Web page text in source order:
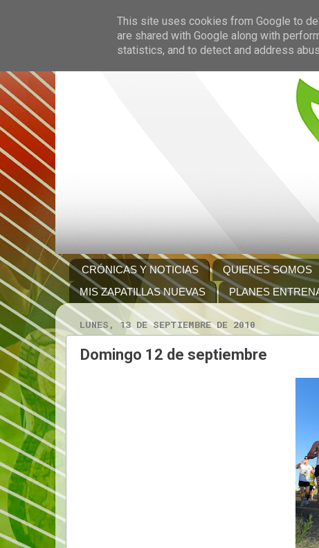
CRÓNICAS Y NOTICIAS QUIENES SOMOS
MIS ZAPATILLAS NUEVAS
PLANES
LUNES, 13 DE SEPTIEMBRE DE 2010
Domingo 12 de septiembre
This site uses cookies from Google to
are shared with Google along with
statistics, and to detect and address